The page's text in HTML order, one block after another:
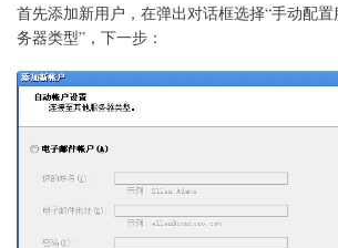
首先添加新用户，在弹出对话框选择“手动配
务器类型”，下一步：